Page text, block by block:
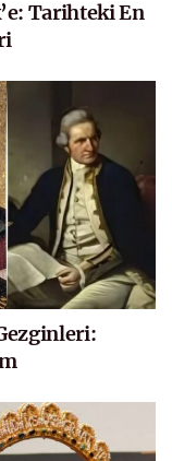
Tarihteki En